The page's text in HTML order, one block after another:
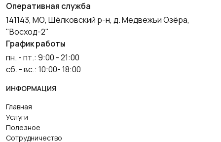
ИНФОРМАЦИЯ
Главная
Услуги
Полезное
Сотрудничество
Оперативная служба
141143, МО, Щёлковский р-н, д. Медвежьи Озёра,
"Восход-2"
График работы
пн. - пт.: 9:00 - 21:00
сб. - вс.: 10:00- 18:00